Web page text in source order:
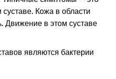
Кожа в области
Движение в этом суставе
являются бактерии